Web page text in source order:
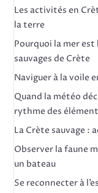
Les activités en
la terre
Pourquoi la mer est
sauvages de Crète
Naviguer à la voile
Quand la météo
rythme des
La Crète sauvage :
Observer la faune
un bateau
Se reconnecter à